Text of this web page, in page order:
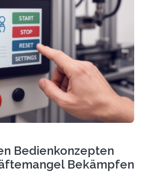
Bedienkonzepten
Bekämpfen